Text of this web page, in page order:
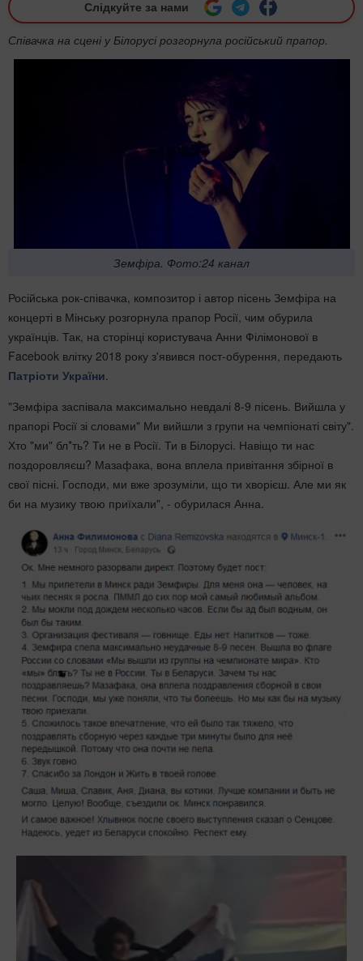
Слідкуйте за нами
Співачка на сцені у Білорусі розгорнула російський прапор.
Земфіра. Фото:24 канал
Російська рок-співачка, композитор і автор пісень Земфіра на
концерті в Мінську розгорнула прапор Росії, чим обурила
українців. Так, на сторінці користувача Анни Філімонової в
Facebook влітку 2018 року з'явився пост-обурення, передають
Патріоти України.
"Земфіра заспівала максимально невдалі 8-9 пісень. Вийшла у
прапорі Росії зі словами" Ми вийшли з групи на чемпіонаті світу".
Хто "ми" бл*ть? Ти не в Росії. Ти в Білорусі. Навіщо ти нас
поздоровляєш? Мазафака, вона вплела привітання збірної в
свої пісні. Господи, ми вже зрозуміли, що ти хворієш. Але ми як
би на музику твою приїхали", - обурилася Анна.